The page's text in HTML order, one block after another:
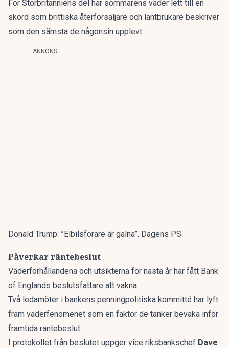
För Storbritanniens del har sommarens väder lett till en
skörd som brittiska återförsäljare och lantbrukare beskriver
som den sämsta de någonsin upplevt.
ANNONS
Donald Trump: ”Elbilsförare är galna”. Dagens PS
Påverkar räntebeslut
Väderförhållandena och utsikterna för nästa år har fått Bank
of Englands beslutsfattare att vakna.
Två ledamöter i bankens penningpolitiska kommitté har lyft
fram väderfenomenet som en faktor de tänker bevaka inför
framtida räntebeslut.
I protokollet från beslutet uppger vice riksbankschef Dave